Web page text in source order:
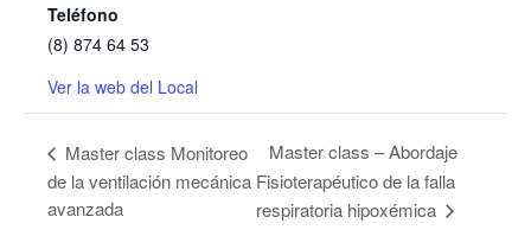
Teléfono
(8) 874 64 53
Ver la web del Local
Master class Monitoreo
de la ventilación mecánica
avanzada
Master class – Abordaje
Fisioterapéutico de la falla
respiratoria hipoxémica